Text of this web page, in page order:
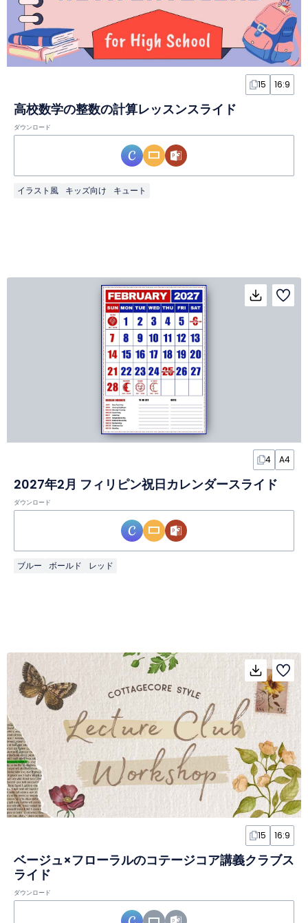
15 16:9
高校数学の整数の計算レッスンスライド
ダウンロード
イラスト風 キッズ向け キュート
4 A4
2027年2月 フィリピン祝日カレンダースライド
ダウンロード
ブルー ボールド レッド
15 16:9
ベージュ×フローラルのコテージコア講義クラブス
ライド
ダウンロード